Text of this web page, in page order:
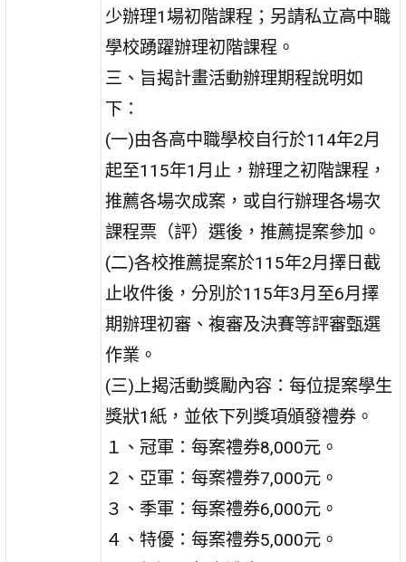
少辦理1場初階課程；另請私立高中職
學校踴躍辦理初階課程。
三、旨揭計畫活動辦理期程說明如
下：
(一)由各高中職學校自行於114年2月
起至115年1月止，辦理之初階課程，
推薦各場次成案，或自行辦理各場次
課程票（評）選後，推薦提案參加。
(二)各校推薦提案於115年2月擇日截
止收件後，分別於115年3月至6月擇
期辦理初審、複審及決賽等評審甄選
作業。
(三)上揭活動獎勵內容：每位提案學生
獎狀1紙，並依下列獎項頒發禮券。
１、冠軍：每案禮券8,000元。
２、亞軍：每案禮券7,000元。
３、季軍：每案禮券6,000元。
４、特優：每案禮券5,000元。